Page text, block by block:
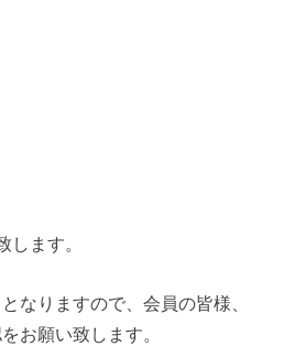
します。
なりますので、会員の皆様、
お願い致します。